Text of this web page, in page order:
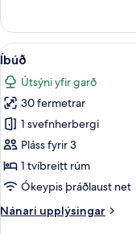
1
tvíbreitt
rúm
með
tvíbreiðu
rúmi
tvíbreitt
rúm
Skoða
allar
myndir
fyrir
Íbúð
4
Íbúð
Útsýni yfir garð
30 fermetrar
1 svefnherbergi
Pláss fyrir 3
1 tvíbreitt rúm
Ókeypis þráðlaust net
Nánari upplýsingar
Nánari